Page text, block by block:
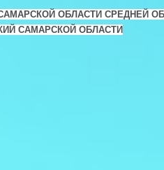
ОБЛАСТИ СРЕДНЕЙ
САМАРСКОЙ ОБЛАСТИ